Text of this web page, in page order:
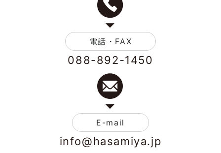
電話・FAX
088-892-1450
E-mail
info@hasamiya.jp